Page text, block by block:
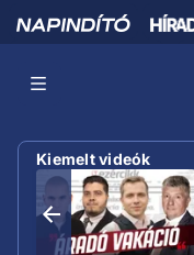
Kiemelt videók